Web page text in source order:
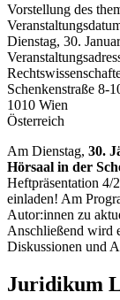
Vorstellung des
Dienstag, 30.
Schenkenstraße 8-
1010 Wien
Österreich
Am Dienstag, 30.
Hörsaal in der
Heftpräsentation 4/
einladen! Am
Autor:innen zu
Anschließend wird
Diskussionen und
Juridikum